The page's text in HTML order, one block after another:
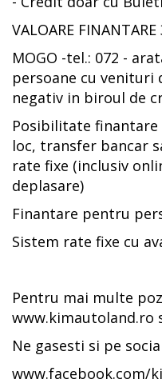
VALOARE
MOGO -tel.: 072 -
persoane cu
negativ in biroul de
Posibilitate finantare
loc, transfer bancar
rate fixe (inclusiv
deplasare)
Finantare pentru
Sistem rate fixe cu
Pentru mai multe
www.kimautoland.ro
Ne gasesti si pe
www.facebook.com/